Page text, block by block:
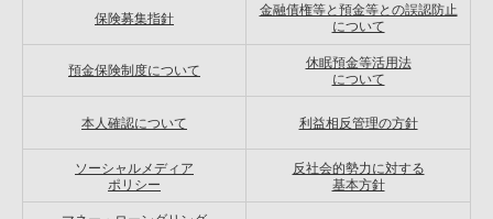
保険募集指針
金融債権等と預金等との誤認防止
について
預金保険制度について
休眠預金等活用法
について
本人確認について 利益相反管理の方針
ソーシャルメディア
ポリシー
反社会的勢力に対する
基本方針